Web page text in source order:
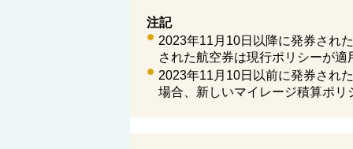
注記
2023年11 月 10日以降に発券され
された航空券は現行ポリシーが適
2023年11 月 10日以前に発券され
場合、新しいマイレージ積算ポリ